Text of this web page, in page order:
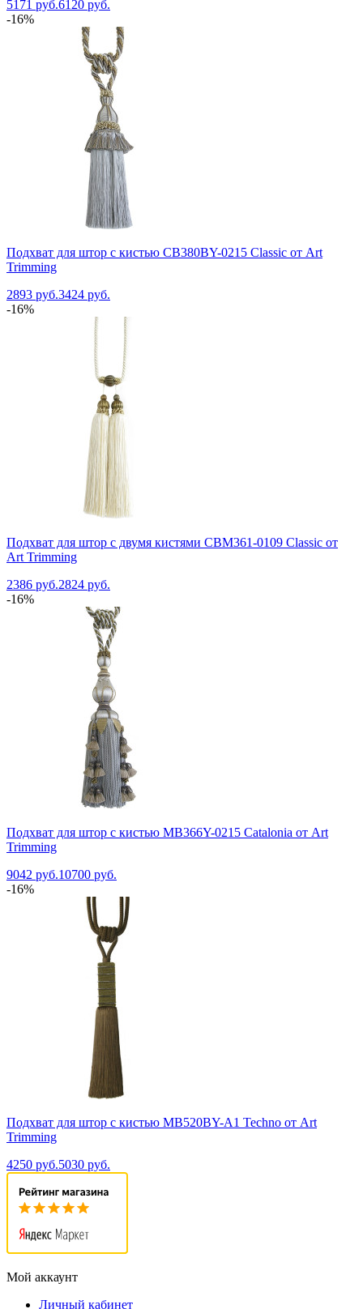
5171 руб.6120 руб.
-16%
Подхват для штор с кистью CB380BY-0215 Classic от Art
Trimming
2893 руб.3424 руб.
-16%
Подхват для штор с двумя кистями CBM361-0109 Classic от
Art Trimming
2386 руб.2824 руб.
-16%
Подхват для штор с кистью MB366Y-0215 Catalonia от Art
Trimming
9042 руб.10700 руб.
-16%
Подхват для штор с кистью MB520BY-A1 Techno от Art
Trimming
4250 руб.5030 руб.
Мой аккаунт
Личный кабинет